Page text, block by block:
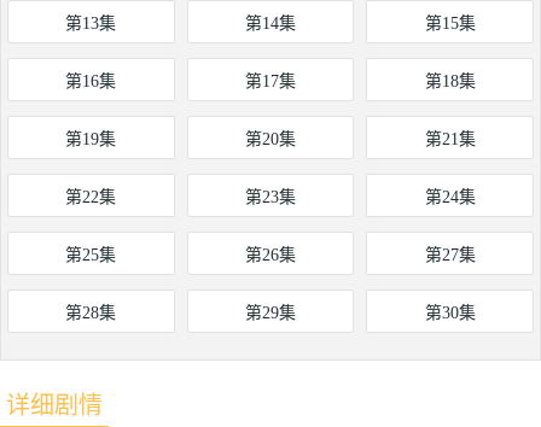
第13集 第14集 第15集
第16集 第17集 第18集
第19集 第20集 第21集
第22集 第23集 第24集
第25集 第26集 第27集
第28集 第29集 第30集
详细剧情